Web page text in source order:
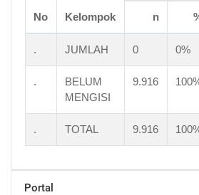
No Kelompok n
. JUMLAH 0 0%
.
BELUM
MENGISI
9.916
. TOTAL 9.916
Portal